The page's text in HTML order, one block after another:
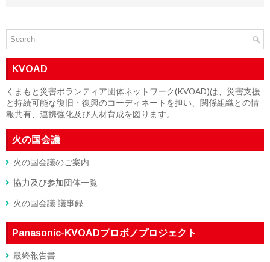
KVOAD
くまもと災害ボランティア団体ネットワーク(KVOAD)は、災害支援
と持続可能な復旧・復興のコーディネートを担い、関係組織との情
報共有、連携強化及び人材育成を図ります。
火の国会議
火の国会議のご案内
協力及び参加団体一覧
火の国会議 議事録
Panasonic-KVOADプロボノプロジェクト
最終報告書